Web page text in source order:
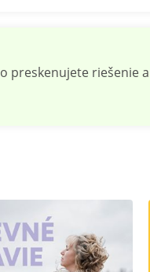
preskenujete riešenie